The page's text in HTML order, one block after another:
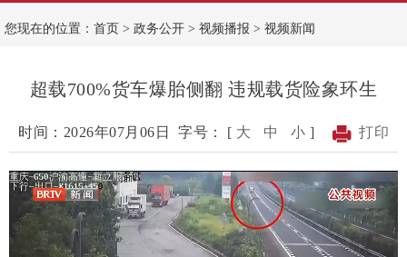
您现在的位置： 首页 > 政务公开 > 视频播报 > 视频新闻
超载700%货车爆胎侧翻 违规载货险象环生
时间：2026年07月06日 字号： [ 大 中 小 ] 打印